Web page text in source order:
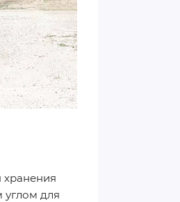
хранения
углом для